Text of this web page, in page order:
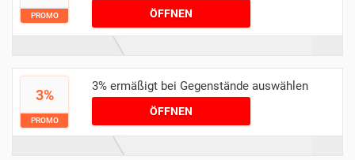
PROMO ÖFFNEN
3%
PROMO
3% ermäßigt bei Gegenstände auswählen
ÖFFNEN